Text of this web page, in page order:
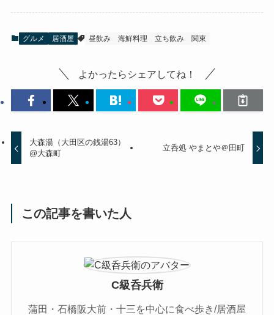
グルメ 居酒屋 昼飲み 海鮮料理 立ち飲み 関東
よかったらシェアしてね！
大森湯（大田区の銭湯63）
@大森町
立呑処 やまとや＠田町
この記事を書いた人
C級呑兵衛
蒲田・石橋阪大前・十三を中心に食べ歩き/居酒屋